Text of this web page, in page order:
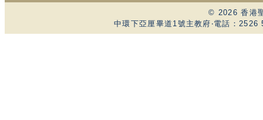
© 2026 香港
中環下亞厘畢道1號主教府‧電話：2526